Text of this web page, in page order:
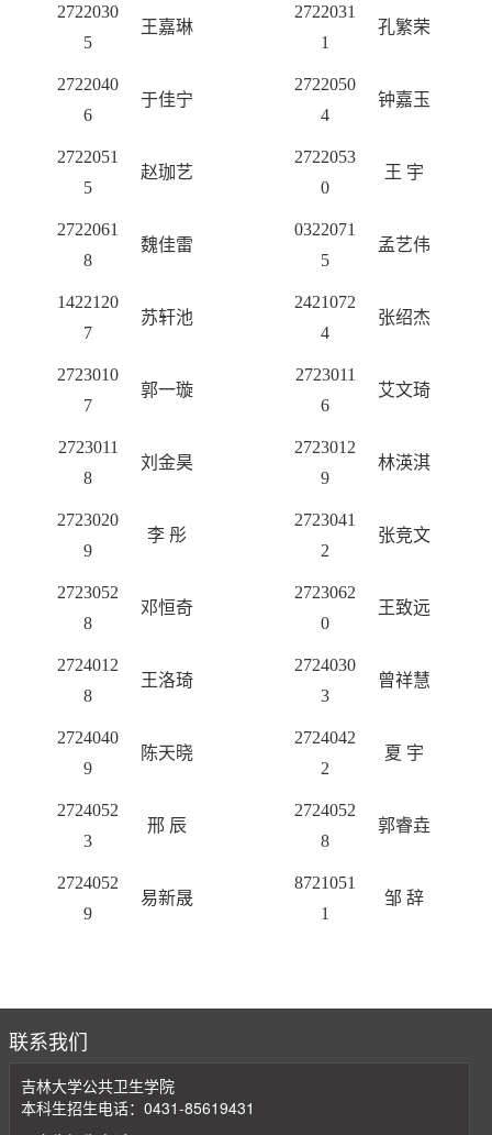
2722030
5
王嘉琳
2722031
1
孔繁荣
2722040
6
于佳宁
2722050
4
钟嘉玉
2722051
5
赵珈艺
2722053
0
王 宇
2722061
8
魏佳雷
0322071
5
孟艺伟
1422120
7
苏轩池
2421072
4
张绍杰
2723010
7
郭一璇
2723011
6
艾文琦
2723011
8
刘金昊
2723012
9
林渶淇
2723020
9
李 彤
2723041
2
张竞文
2723052
8
邓恒奇
2723062
0
王致远
2724012
8
王洛琦
2724030
3
曾祥慧
2724040
9
陈天晓
2724042
2
夏 宇
2724052
3
邢 辰
2724052
8
郭睿垚
2724052
9
易新晟
8721051
1
邹 辞
联系我们
吉林大学公共卫生学院
本科生招生电话：0431-85619431